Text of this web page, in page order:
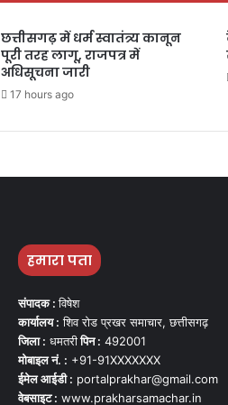
छत्तीसगढ़ में धर्म स्वातंत्र्य कानून
पूरी तरह लागू, राजपत्र में
अधिसूचना जारी
17 hours ago
हमारा पता
संपादक :विषेश
कार्यालय : शिव रोड प्रखर समाचार, छत्तीसगढ़
जिला : धमतरीपिन : 492001
मोबाइल नं. : +91-91XXXXXXX
ईमेल आईडी : portalprakhar@gmail.com
वेबसाइट : www.prakharsamachar.in